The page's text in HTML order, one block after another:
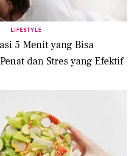
LIFESTYLE
5 Menit yang Bisa
dan Stres yang Efektif